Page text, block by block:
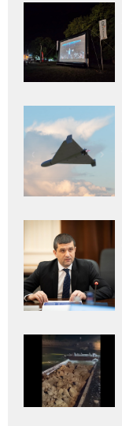
Adaugă
aici textul
pentru
subtitlu
Adaugă
aici textul
pentru
subtitlu
Adaugă
aici textul
pentru
subtitlu
Adaugă
aici textul
pentru
subtitlu